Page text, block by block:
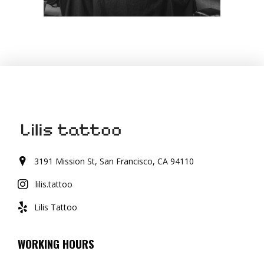
3191 Mission St, San Francisco, CA 94110
lilis.tattoo
Lilis Tattoo
WORKING HOURS